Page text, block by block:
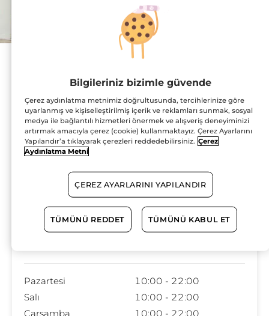
Mithatpaşa Caddesi,
Merkezi
Zemin Kat, Mağaza
No:Z13
35340 Balçova
HARİTADA GÖSTER
0232 278 70 78
Pazartesi
10:00 - 22:00
Salı
10:00 - 22:00
Çarşamba
10:00 - 22:00
Bilgileriniz bizimle güvende
Çerez aydınlatma metnimiz doğrultusunda, tercihlerinize göre
uyarlanmış ve kişiselleştirilmiş içerik ve reklamları sunmak, sosyal
medya ile bağlantılı hizmetleri önermek ve alışveriş deneyiminizi
artırmak amacıyla çerez (cookie) kullanmaktayız. Çerez Ayarlarını
Yapılandır’a tıklayarak çerezleri reddedebilirsiniz. Çerez
Aydınlatma Metni
ÇEREZ AYARLARINI YAPILANDIR
TÜMÜNÜ REDDET TÜMÜNÜ KABUL ET